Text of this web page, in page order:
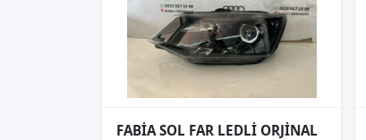
FABİA SOL FAR LEDLİ ORJİNAL